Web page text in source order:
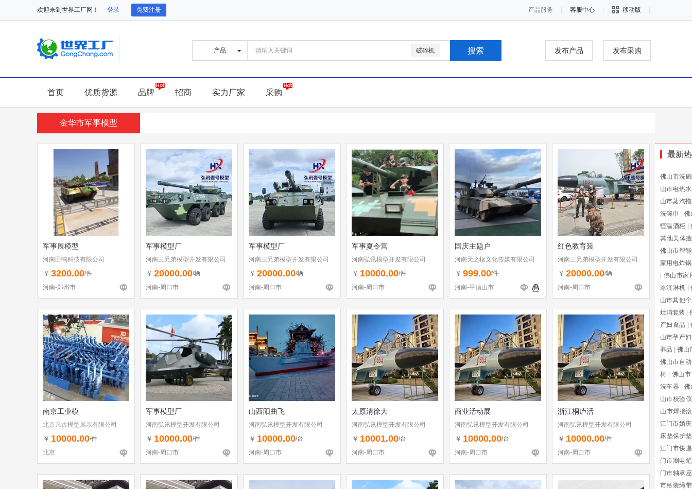
欢迎来到世界工厂网！ 登录 免费注册 产品服务 客服中心 移动版
破碎机 发布产品 发布采购
首页 优质货源 品牌 招商 实力厂家 采购
金华市军事模型
军事展模型
河南田鸣科技有限公司
￥ 3200.00/件
河南-郑州市
军事模型厂
河南三兄弟模型开发有限公司
￥ 20000.00/辆
河南-周口市
军事模型厂
河南三兄弟模型开发有限公司
￥ 20000.00/辆
河南-周口市
军事夏令营
河南弘讯模型开发有限公司
￥ 10000.00/件
河南-周口市
国庆主题户
河南天之枢文化传媒有限公司
￥ 999.00/件
河南-平顶山市
红色教育装
河南三兄弟模型开发有限公司
￥ 20000.00/辆
河南-周口市
南京工业模
北京凡古模型展示有限公司
￥ 10000.00/件
北京
军事模型厂
河南弘讯模型开发有限公司
￥ 10000.00/件
河南-周口市
山西阳曲飞
河南弘讯模型开发有限公司
￥ 10000.00/台
河南-周口市
太原清徐大
河南弘讯模型开发有限公司
￥ 10001.00/台
河南-周口市
商业活动展
河南弘讯模型开发有限公司
￥ 10000.00/台
河南-周口市
浙江桐庐活
河南弘讯模型开发有限公司
￥ 10000.00/件
河南-周口市
最新
佛山市洗
山市电热
山市蒸汽
洗碗巾
佛
恒温酒柜
其他美体
佛山市智
家用电炸锅
佛山市家
冰淇淋机
山市其他
灶消套装
产妇食品
山市孕产
养品
佛山
佛山市自
椅
佛山市
洗车器
佛
山市校验
山市焊接
江门市婚
床垫保护垫
江门市快
门市测电笔
门市轴承座
市吊装绳带